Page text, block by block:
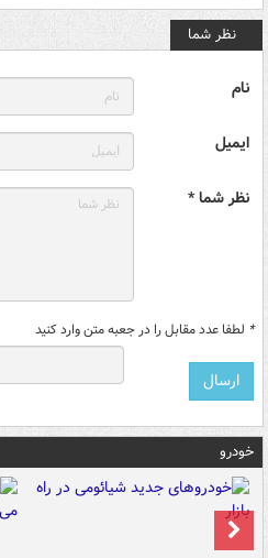
نظر شما
نام
ایمیل
نظر شما *
* لطفا عدد مقابل را در جعبه متن وارد کنید
خودرو